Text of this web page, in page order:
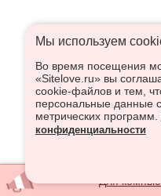
Мы используем
Во время посещения
«Sitelove.ru» вы
cookie-файлов и тем,
персональные данные
метрических программ.
конфиденциальности
Для